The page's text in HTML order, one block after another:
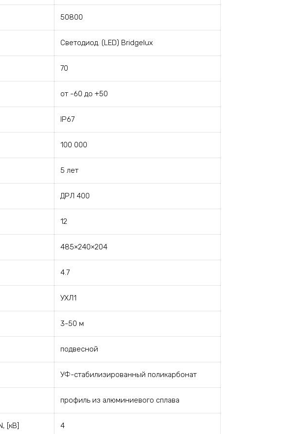
50800
Светодиод. (LED) Bridgelux
70
от -60 до +50
IP67
100 000
5 лет
ДРЛ 400
12
485×240×204
4.7
УХЛ1
3-50 м
подвесной
УФ-стабилизированный поликарбонат
профиль из алюминиевого сплава
[кВ] 4